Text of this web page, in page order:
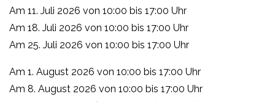
Am 11. Juli 2026 von 10:00 bis 17:00 Uhr
Am 18. Juli 2026 von 10:00 bis 17:00 Uhr
Am 25. Juli 2026 von 10:00 bis 17:00 Uhr
Am 1. August 2026 von 10:00 bis 17:00 Uhr
Am 8. August 2026 von 10:00 bis 17:00 Uhr